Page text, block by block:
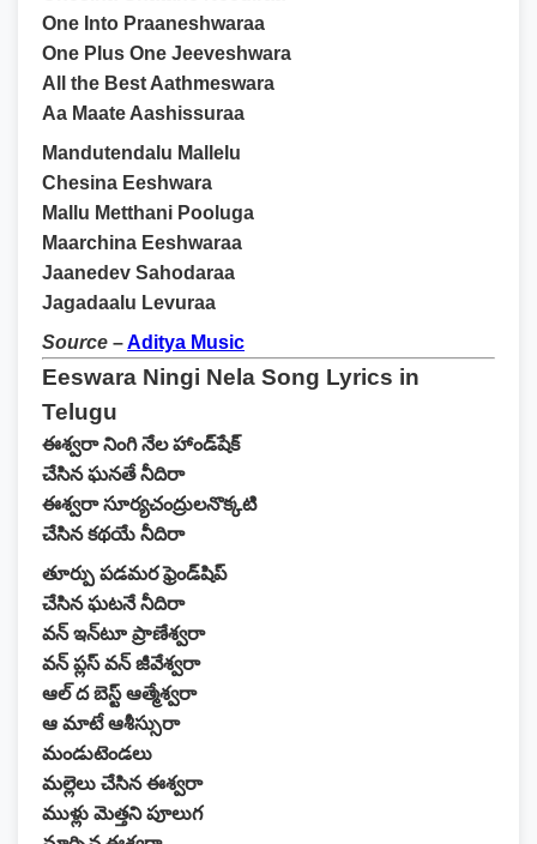
One Into Praaneshwaraa
One Plus One Jeeveshwara
All the Best Aathmeswara
Aa Maate Aashissuraa
Mandutendalu Mallelu
Chesina Eeshwara
Mallu Metthani Pooluga
Maarchina Eeshwaraa
Jaanedev Sahodaraa
Jagadaalu Levuraa
Source –Aditya Music
Eeswara Ningi Nela Song Lyrics in
Telugu
ఈశ్వరా నింగి నేల హాండ్‌షేక్
చేసిన ఘనతే నీదిరా
ఈశ్వరా సూర్యచంద్రులనొక్కటి
చేసిన కథయే నీదిరా
తూర్పు పడమర ఫ్రెండ్‌షిప్
చేసిన ఘటనే నీదిరా
వన్ ఇన్‌టూ ప్రాణేశ్వరా
వన్ ప్లస్ వన్ జీవేశ్వరా
ఆల్ ద బెస్ట్ ఆత్మేశ్వరా
ఆ మాటే ఆశీస్సురా
మండుటెండలు
మల్లెలు చేసిన ఈశ్వరా
ముళ్లు మెత్తని పూలుగ